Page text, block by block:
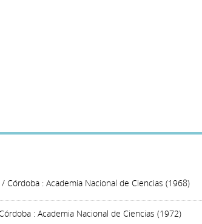
/ Córdoba : Academia Nacional de Ciencias (1968)
: Academia Nacional de Ciencias (1972)